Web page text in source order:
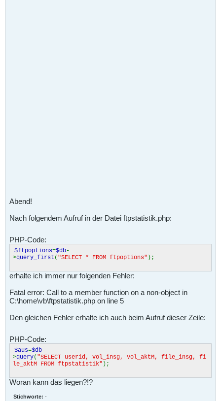
Abend!
Nach folgendem Aufruf in der Datei ftpstatistik.php:
PHP-Code:
$ftpoptions=$db-
>query_first ( "SELECT * FROM ftpoptions" );
erhalte ich immer nur folgenden Fehler:
Fatal error: Call to a member function on a non-object in
C:\home\vb\ftpstatistik.php on line 5
Den gleichen Fehler erhalte ich auch beim Aufruf dieser Zeile:
PHP-Code:
$aus=$db-
>query( "SELECT userid, vol_insg, vol_aktM, file_insg, fi
le_aktM FROM ftpstatistik" );
Woran kann das liegen?!?
Stichworte: -